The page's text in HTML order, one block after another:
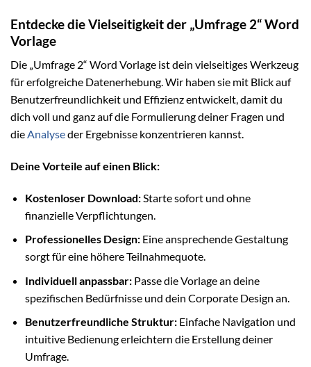
Entdecke die Vielseitigkeit der „Umfrage 2“ Word
Vorlage
Die „Umfrage 2“ Word Vorlage ist dein vielseitiges Werkzeug
für erfolgreiche Datenerhebung. Wir haben sie mit Blick auf
Benutzerfreundlichkeit und Effizienz entwickelt, damit du
dich voll und ganz auf die Formulierung deiner Fragen und
dieAnalyseder Ergebnisse konzentrieren kannst.
Deine Vorteile auf einen Blick:
Kostenloser Download:Starte sofort und ohne
finanzielle Verpflichtungen.
Professionelles Design:Eine ansprechende Gestaltung
sorgt für eine höhere Teilnahmequote.
Individuell anpassbar:Passe die Vorlage an deine
spezifischen Bedürfnisse und dein Corporate Design an.
Benutzerfreundliche Struktur:Einfache Navigation und
intuitive Bedienung erleichtern die Erstellung deiner
Umfrage.